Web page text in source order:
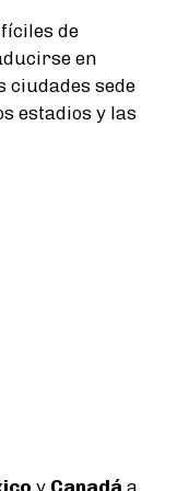
de
en
ciudades sede
estadios y las
y Canadá a